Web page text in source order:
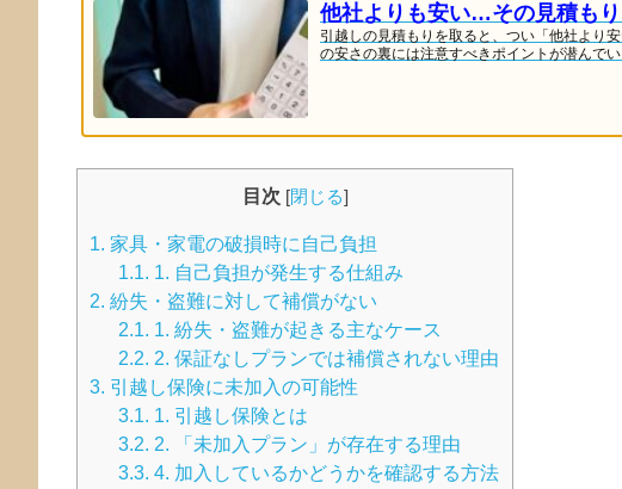
他社よりも安い…その見積も
引越しの見積もりを取ると、つい「他社より
の安さの裏には注意すべきポイントが潜んで
目次 [閉じる]
1. 家具・家電の破損時に自己負担
1.1. 1. 自己負担が発生する仕組み
2. 紛失・盗難に対して補償がない
2.1. 1. 紛失・盗難が起きる主なケース
2.2. 2. 保証なしプランでは補償されない理由
3. 引越し保険に未加入の可能性
3.1. 1. 引越し保険とは
3.2. 2. 「未加入プラン」が存在する理由
3.3. 4. 加入しているかどうかを確認する方法